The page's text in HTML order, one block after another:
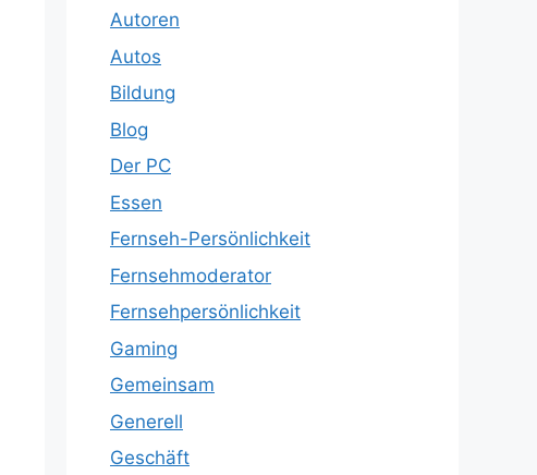
Autoren
Autos
Bildung
Blog
Der PC
Essen
Fernseh-Persönlichkeit
Fernsehmoderator
Fernsehpersönlichkeit
Gaming
Gemeinsam
Generell
Geschäft